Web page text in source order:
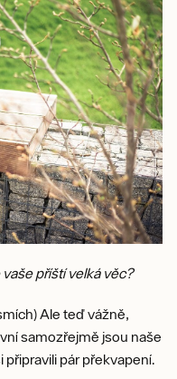
příští velká věc?
Ale teď vážně,
samozřejmě jsou naše
pár překvapení.